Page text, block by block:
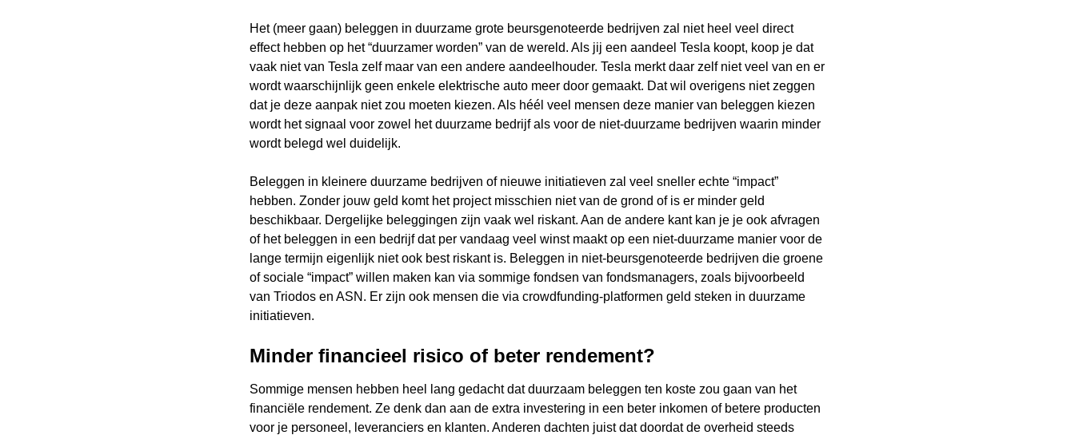
Het (meer gaan) beleggen in duurzame grote beursgenoteerde bedrijven zal niet heel veel direct
effect hebben op het “duurzamer worden” van de wereld. Als jij een aandeel Tesla koopt, koop je dat
vaak niet van Tesla zelf maar van een andere aandeelhouder. Tesla merkt daar zelf niet veel van en er
wordt waarschijnlijk geen enkele elektrische auto meer door gemaakt. Dat wil overigens niet zeggen
dat je deze aanpak niet zou moeten kiezen. Als héél veel mensen deze manier van beleggen kiezen
wordt het signaal voor zowel het duurzame bedrijf als voor de niet-duurzame bedrijven waarin minder
wordt belegd wel duidelijk.
Beleggen in kleinere duurzame bedrijven of nieuwe initiatieven zal veel sneller echte “impact”
hebben. Zonder jouw geld komt het project misschien niet van de grond of is er minder geld
beschikbaar. Dergelijke beleggingen zijn vaak wel riskant. Aan de andere kant kan je je ook afvragen
of het beleggen in een bedrijf dat per vandaag veel winst maakt op een niet-duurzame manier voor de
lange termijn eigenlijk niet ook best riskant is. Beleggen in niet-beursgenoteerde bedrijven die groene
of sociale “impact” willen maken kan via sommige fondsen van fondsmanagers, zoals bijvoorbeeld
van Triodos en ASN. Er zijn ook mensen die via crowdfunding-platformen geld steken in duurzame
initiatieven.
Minder financieel risico of beter rendement?
Sommige mensen hebben heel lang gedacht dat duurzaam beleggen ten koste zou gaan van het
financiële rendement. Ze denk dan aan de extra investering in een beter inkomen of betere producten
voor je personeel, leveranciers en klanten. Anderen dachten juist dat doordat de overheid steeds
Wat wil je opzoeken?
Wil je graag de betekenis van een beleggingsterm weten of is er een andere vraag
die je graag beantwoord wilt hebben? We helpen je graag een handje.
Zoek
Zoekknop